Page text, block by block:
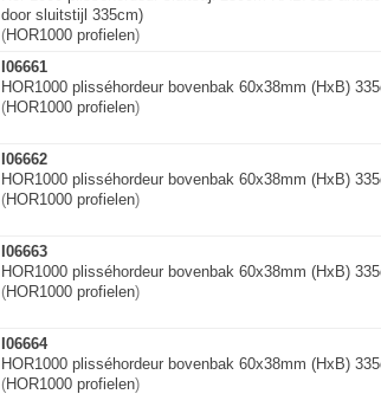
door sluitstijl 335cm)
(HOR1000 profielen)
I06661
HOR1000 plisséhordeur bovenbak 60x38mm (HxB)
(HOR1000 profielen)
I06662
HOR1000 plisséhordeur bovenbak 60x38mm (HxB)
(HOR1000 profielen)
I06663
HOR1000 plisséhordeur bovenbak 60x38mm (HxB)
(HOR1000 profielen)
I06664
HOR1000 plisséhordeur bovenbak 60x38mm (HxB)
(HOR1000 profielen)